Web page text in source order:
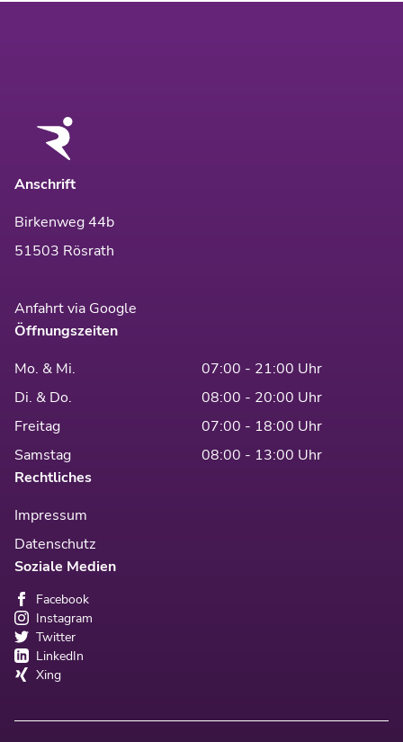
Anschrift
Birkenweg 44b
51503 Rösrath
Anfahrt via Google
Öffnungszeiten
Mo. & Mi.
07:00 - 21:00 Uhr
Di. & Do.
08:00 - 20:00 Uhr
Freitag
07:00 - 18:00 Uhr
Samstag
08:00 - 13:00 Uhr
Rechtliches
Impressum
Datenschutz
Soziale Medien
Facebook
Instagram
Twitter
LinkedIn
Xing